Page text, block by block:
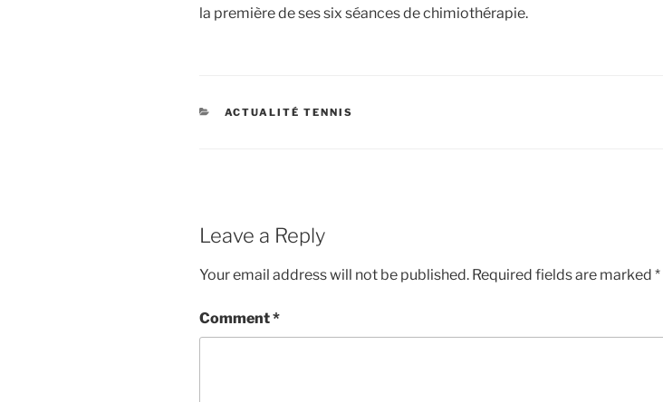
la première de ses six séances de chimiothérapie.
CATEGORIES
ACTUALITÉ TENNIS
Leave a Reply
Your email address will not be published. Required fields are marked *
Comment*